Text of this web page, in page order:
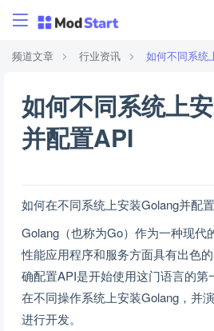
频道文章 行业资讯 如何不同系统
如何不同系统上
并配置API
如何在不同系统上安装Golang并配
Golang（也称为Go）作为一种现代
性能应用程序和服务方面具有出色
确配置API是开始使用这门语言的
在不同操作系统上安装Golang，并
进行开发。